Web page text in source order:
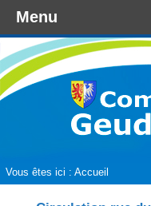
Vous êtes ici : Accueil
Menu